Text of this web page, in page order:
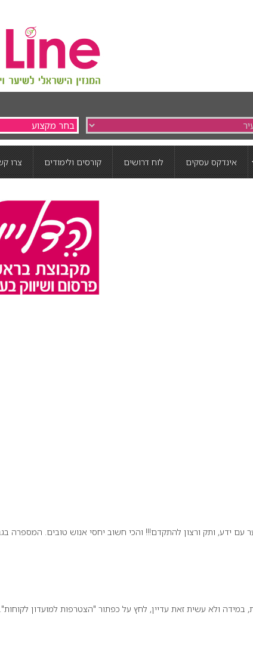
אינדקס עסקים לוח דרושים קורסים ולימודים צרו
ידע, ותק ורצון להתקדם!!! והכי חשוב יחסי אנוש טובים. המספרה
ולא עשית זאת עדיין, לחץ על כפתור "הצטרפות למועדון לקוחות".